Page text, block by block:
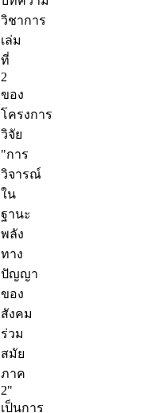
วิชาการ
เล่ม
ที่
2
ของ
โครงการ
วิจัย
"การ
วิจารณ์
ใน
ฐานะ
พลัง
ทาง
ปัญญา
ของ
สังคม
ร่วม
สมัย
ภาค
2"
เป็นการ